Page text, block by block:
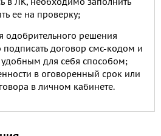
ее на проверку;
одобрительного решения
подписать договор смс-кодом и
удобным для себя способом;
в оговоренный срок или
в личном кабинете.